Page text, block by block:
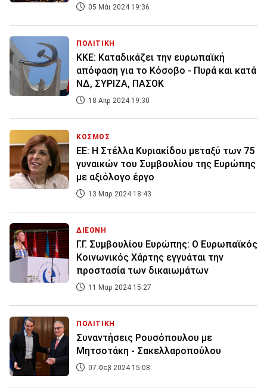
05 Μάι 2024 19:36
ΠΟΛΙΤΙΚΗ
ΚΚΕ: Καταδικάζει την ευρωπαϊκή
απόφαση για το Κόσοβο - Πυρά και κατά
ΝΔ, ΣΥΡΙΖΑ, ΠΑΣΟΚ
18 Απρ 2024 19:30
ΚΟΣΜΟΣ
ΕΕ: Η Στέλλα Κυριακίδου μεταξύ των 75
γυναικών του Συμβουλίου της Ευρώπης
με αξιόλογο έργο
13 Μαρ 2024 18:43
ΔΙΕΘΝΗ
Γ.Γ. Συμβουλίου Ευρώπης: Ο Ευρωπαϊκός
Κοινωνικός Χάρτης εγγυάται την
προστασία των δικαιωμάτων
11 Μαρ 2024 15:27
ΠΟΛΙΤΙΚΗ
Συναντήσεις Ρουσόπουλου με
Μητσοτάκη - Σακελλαροπούλου
07 Φεβ 2024 15:08